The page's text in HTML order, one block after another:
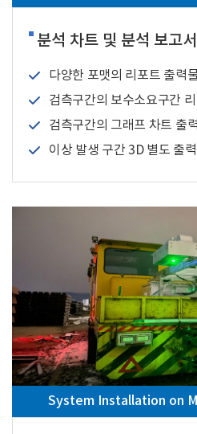
분석 차트 및 분석 보고
다양한 포맷의 리포트 출력
검측구간의 보수소요구간
검측구간의 그래프 차트 출력
이상 발생 구간 3D 별도 출
System Installation on